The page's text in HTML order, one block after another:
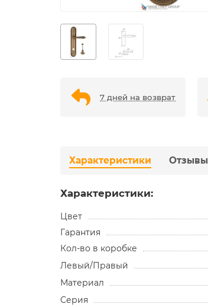
7 дней на возврат
Характеристики Отзывы
Характеристики:
Цвет
Гарантия
Кол-во в коробке
Левый/Правый
Материал
Серия